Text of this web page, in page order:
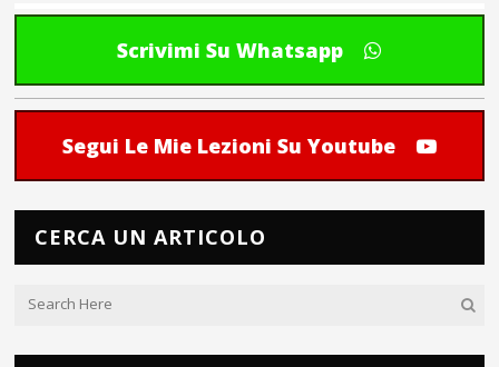
Scrivimi Su Whatsapp
Segui Le Mie Lezioni Su Youtube
CERCA UN ARTICOLO